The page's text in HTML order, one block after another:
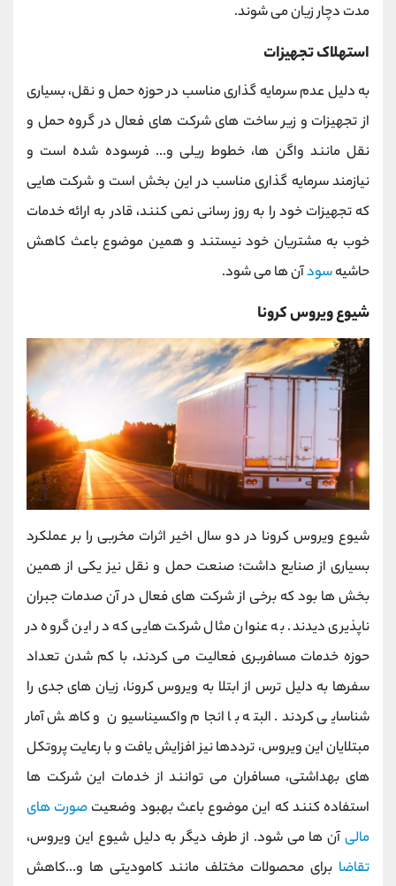
مدت دچار زیان می شوند.
استهلاک تجهیزات
به دلیل عدم سرمایه گذاری مناسب در حوزه حمل و نقل، بسیاری
از تجهیزات و زیر ساخت های شرکت های فعال در گروه حمل و
نقل مانند واگن ها، خطوط ریلی و... فرسوده شده است و
نیازمند سرمایه گذاری مناسب در این بخش است و شرکت هایی
که تجهیزات خود را به روز رسانی نمی کنند، قادر به ارائه خدمات
خوب به مشتریان خود نیستند و همین موضوع باعث کاهش
حاشیهسودآن ها می شود.
شیوع ویروس کرونا
شیوع ویروس کرونا در دو سال اخیر اثرات مخربی را بر عملکرد
بسیاری از صنایع داشت؛ صنعت حمل و نقل نیز یکی از همین
بخش ها بود که برخی از شرکت های فعال در آن صدمات جبران
ناپذیری دیدند. به عنوان مثال شرکت هایی که در این گروه در
حوزه خدمات مسافربری فعالیت می کردند، با کم شدن تعداد
سفرها به دلیل ترس از ابتلا به ویروس کرونا، زیان های جدی را
شناسایی کردند. البته با انجام واکسیناسیون و کاهش آمار
مبتلایان این ویروس، ترددها نیز افزایش یافت و با رعایت پروتکل
های بهداشتی، مسافران می توانند از خدمات این شرکت ها
استفاده کنند که این موضوع باعث بهبود وضعیت صورت های
مالیآن ها می شود. از طرف دیگر به دلیل شیوع این ویروس،
تقاضا برای محصولات مختلف مانند کامودیتی ها و...کاهش